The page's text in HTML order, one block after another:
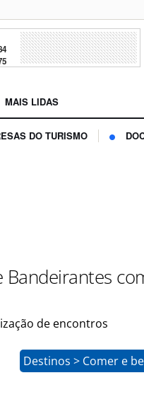
MAIS LIDAS
DO TURISMO
Bandeirantes
de encontros
Destinos > Comer e